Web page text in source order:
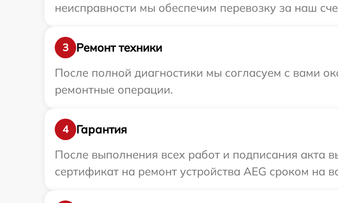
неисправности мы обеспечим перевозку за наш
3
Ремонт техники
После полной диагностики мы согласуем с вами
ремонтные операции.
4
Гарантия
После выполнения всех работ и подписания
сертификат на ремонт устройства AEG сроком на